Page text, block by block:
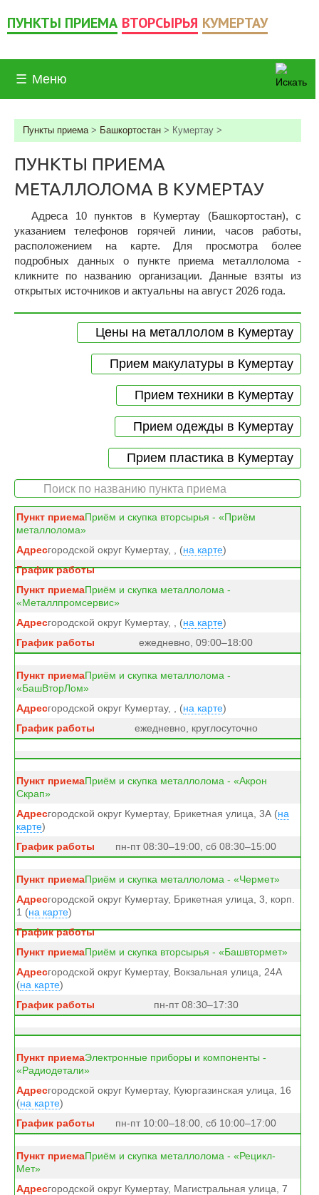
ПУНКТЫ ПРИЕМА ВТОРСЫРЬЯ КУМЕРТАУ
☰ Меню
Пункты приема> Башкортостан > Кумертау >
ПУНКТЫ ПРИЕМА
МЕТАЛЛОЛОМА В КУМЕРТАУ
Адреса 10 пунктов в Кумертау (Башкортостан), c
указанием телефонов горячей линии, часов работы,
расположением на карте. Для просмотра более
подробных данных о пункте приема металлолома -
кликните по названию организации. Данные взяты из
открытых источников и актуальны на август 2026 года.
Цены на металлолом в Кумертау
Прием макулатуры в Кумертау
Прием техники в Кумертау
Прием одежды в Кумертау
Прием пластика в Кумертау
Приём и скупка вторсырья - «Приём
металлолома»
городской округ Кумертау, , (на карте)
Приём и скупка металлолома -
«Металлпромсервис»
городской округ Кумертау, , (на карте)
ежедневно, 09:00–18:00
Приём и скупка металлолома -
«БашВторЛом»
городской округ Кумертау, , (на карте)
ежедневно, круглосуточно
Приём и скупка металлолома - «Акрон
Скрап»
городской округ Кумертау, Брикетная улица, 3А (на
карте)
пн-пт 08:30–19:00, сб 08:30–15:00
Приём и скупка металлолома - «Чермет»
городской округ Кумертау, Брикетная улица, 3, корп.
1 (на карте)
Приём и скупка вторсырья - «Башвтормет»
городской округ Кумертау, Вокзальная улица, 24А
(на карте)
пн-пт 08:30–17:30
Электронные приборы и компоненты -
«Радиодетали»
городской округ Кумертау, Куюргазинская улица, 16
(на карте)
пн-пт 10:00–18:00, сб 10:00–17:00
Приём и скупка металлолома - «Рецикл-
Мет»
городской округ Кумертау, Магистральная улица, 7